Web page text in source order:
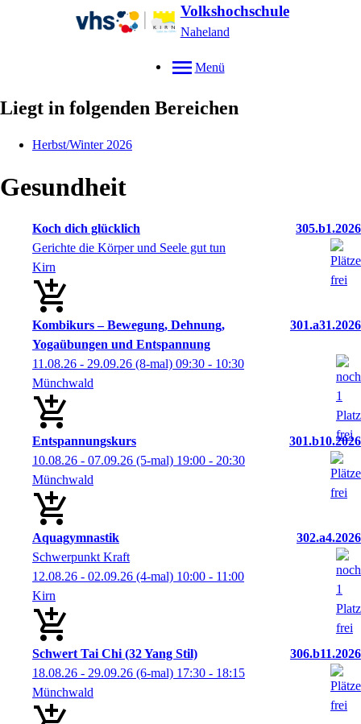
Volkshochschule
Naheland
Menü
Liegt in folgenden Bereichen
Herbst/Winter 2026
Gesundheit
Koch dich glücklich
305.b1.2026
Gerichte die Körper und Seele gut tun
Kirn
Kombikurs – Bewegung, Dehnung,
Yogaübungen und Entspannung
301.a31.2026
11.08.26 - 29.09.26 (8-mal) 09:30 - 10:30
Münchwald
Entspannungskurs
301.b10.2026
10.08.26 - 07.09.26 (5-mal) 19:00 - 20:30
Münchwald
Aquagymnastik
302.a4.2026
Schwerpunkt Kraft
12.08.26 - 02.09.26 (4-mal) 10:00 - 11:00
Kirn
Schwert Tai Chi (32 Yang Stil)
306.b11.2026
18.08.26 - 29.09.26 (6-mal) 17:30 - 18:15
Münchwald